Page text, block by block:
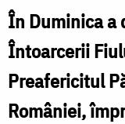
hirotonia
PS
Nectarie
de
În Duminica a
Întoarcerii
Preafericitul
României,